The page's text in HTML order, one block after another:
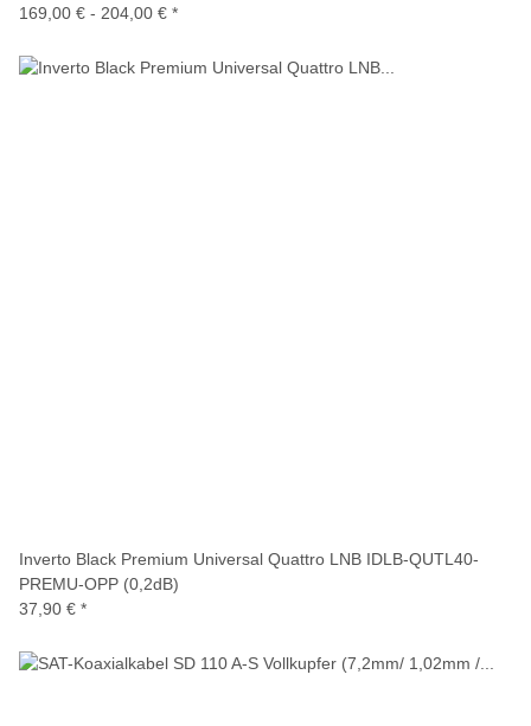
169,00 € - 204,00 € *
Inverto Black Premium Universal Quattro LNB IDLB-QUTL40-
PREMU-OPP (0,2dB)
37,90 € *